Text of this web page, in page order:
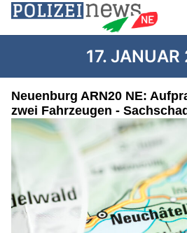
17.
Neuenburg ARN20 NE:
zwei Fahrzeugen -